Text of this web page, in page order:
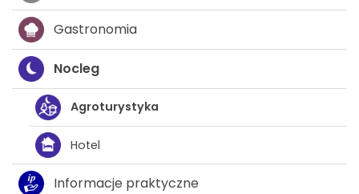
Gastronomia
Nocleg
Agroturystyka
Hotel
Informacje praktyczne